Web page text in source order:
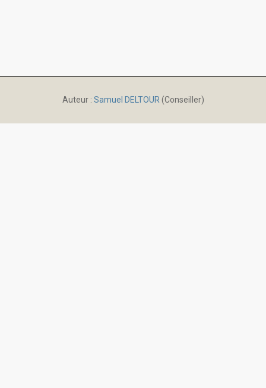
Auteur : Samuel DELTOUR (Conseiller)